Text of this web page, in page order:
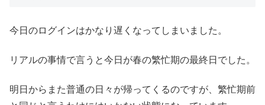
今日のログインはかなり遅くなってしまいました。
リアルの事情で言うと今日が春の繁忙期の最終日でした。
明日からまた普通の日々が帰ってくるのですが、繁忙期前